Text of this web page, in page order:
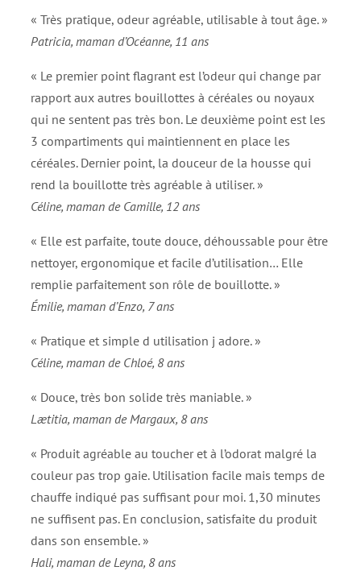
« Très pratique, odeur agréable, utilisable à tout âge. »
Patricia, maman d’Océanne, 11 ans
« Le premier point flagrant est l’odeur qui change par
rapport aux autres bouillottes à céréales ou noyaux
qui ne sentent pas très bon. Le deuxième point est les
3 compartiments qui maintiennent en place les
céréales. Dernier point, la douceur de la housse qui
rend la bouillotte très agréable à utiliser. »
Céline, maman de Camille, 12 ans
« Elle est parfaite, toute douce, déhoussable pour être
nettoyer, ergonomique et facile d’utilisation… Elle
remplie parfaitement son rôle de bouillotte. »
Émilie, maman d’Enzo, 7 ans
« Pratique et simple d utilisation j adore. »
Céline, maman de Chloé, 8 ans
« Douce, très bon solide très maniable. »
Lætitia, maman de Margaux, 8 ans
« Produit agréable au toucher et à l’odorat malgré la
couleur pas trop gaie. Utilisation facile mais temps de
chauffe indiqué pas suffisant pour moi. 1,30 minutes
ne suffisent pas. En conclusion, satisfaite du produit
dans son ensemble. »
Hali, maman de Leyna, 8 ans